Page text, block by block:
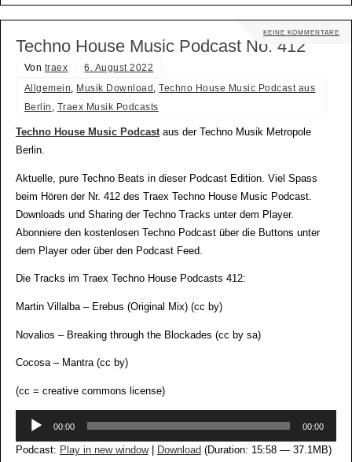
KEINE KOMMENTARE
Techno House Music Podcast No. 412
Von traex
6. August 2022
Allgemein, Musik Download ,Techno House Music Podcast aus
Berlin , Traex Musik Podcasts
Techno House Music Podcastaus der Techno Musik Metropole
Berlin.
Aktuelle, pure Techno Beats in dieser Podcast Edition. Viel Spass
beim Hören der Nr. 412 des Traex Techno House Music Podcast.
Downloads und Sharing der Techno Tracks unter dem Player.
Abonniere den kostenlosen Techno Podcast über die Buttons unter
dem Player oder über den Podcast Feed.
Die Tracks im Traex Techno House Podcasts 412:
Martin Villalba – Erebus (Original Mix) (cc by)
Novalios – Breaking through the Blockades (cc by sa)
Cocosa – Mantra (cc by)
(cc = creative commons license)
Audio-
00:00 00:00
Podcast: Play in new window| Download (Duration: 15:58 — 37.1MB)